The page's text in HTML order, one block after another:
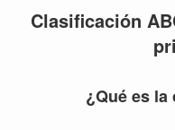
Clasificación
¿Qué es